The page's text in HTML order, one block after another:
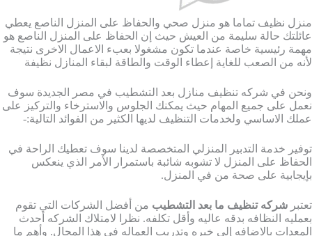
منزل نظيف تماما هو منزل صحي والحفاظ على المنزل الناصع يعطي
عائلتك حالة سليمة من العيش حيث إن الحفاظ على المنزل الناصع هو
مهمة رئيسية خاصة عندما تكون مشغولا بعبء الاعمال الاخرى نتيجة
لأنه من الصعب للغاية إعطاء الوقت والطاقة لبقاء المنازل نظيفة
ونحن في شركه تنظيف منازل بعد التشطيب في مصر الجديدة سوف
نعمل على جميع المهام حيث يمكنك الجلوس والاسترخاء والتركيز على
عملك الاساسي ولخدمات التنظيف لديها الكثير من الفوائد التالية:-
توفير خدمة التدبير المنزلي المتخصصة لدينا سوف تعطيك الراحة في
الحفاظ على المنزل لا تشوبه شائبة باستمرار الأمر الذي ينعكس
بإيجابية على صحة من في المنزل.
تعتبر شركه تنظيف ما بعد التشطيب من أفضل الشركات التي تقوم
بعمليه النظافه بدقه عاليه وأقل تكلفه. نظرا لامتلاك الشركه أحدث
المعدات بالاضافه إلى خبره وتدريب العماله في هذا المجال. وأهم ما